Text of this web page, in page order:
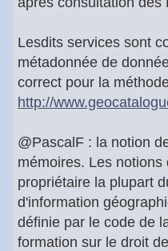
Lesdits services sont
métadonnée de
correct pour la
http://
@PascalF : la notion
mémoires. Les
propriétaire la plupart
d'information
définie par le code de
formation sur le droit